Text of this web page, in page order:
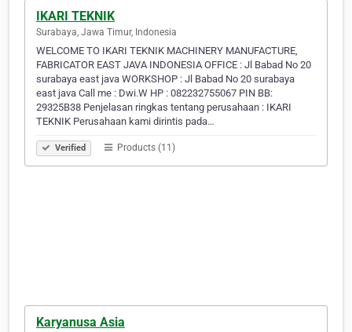
IKARI TEKNIK
Surabaya, Jawa Timur, Indonesia
WELCOME TO IKARI TEKNIK MACHINERY MANUFACTURE,
FABRICATOR EAST JAVA INDONESIA OFFICE : Jl Babad No 20
surabaya east java WORKSHOP : Jl Babad No 20 surabaya
east java Call me : Dwi.W HP : 082232755067 PIN BB:
29325B38 Penjelasan ringkas tentang perusahaan : IKARI
TEKNIK Perusahaan kami dirintis pada…
Verified Products (11)
Karyanusa Asia